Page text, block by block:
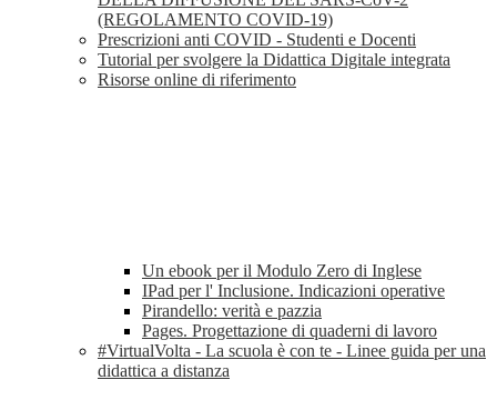
(REGOLAMENTO COVID-19)
Prescrizioni anti COVID - Studenti e Docenti
Tutorial per svolgere la Didattica Digitale integrata
Risorse online di riferimento
Un ebook per il Modulo Zero di Inglese
IPad per l' Inclusione. Indicazioni operative
Pirandello: verità e pazzia
Pages. Progettazione di quaderni di lavoro
#VirtualVolta - La scuola è con te - Linee guida per una
didattica a distanza